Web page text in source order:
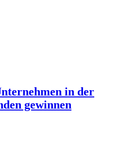
in der
gewinnen